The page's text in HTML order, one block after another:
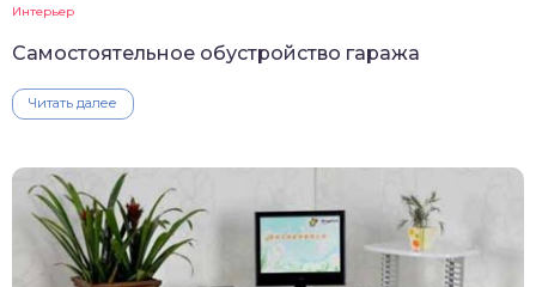
Интерьер
Самостоятельное обустройство гаража
Читать далее